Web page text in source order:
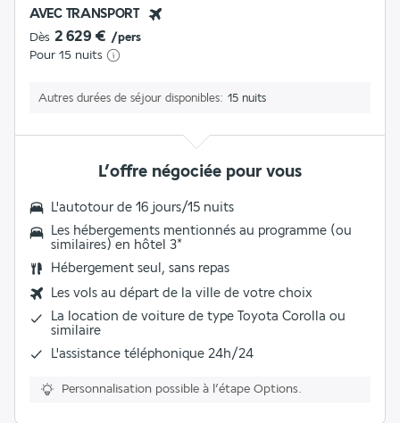
AVEC TRANSPORT
Dès 2 629 € /pers
Pour 15 nuits
Autres durées de séjour disponibles 15 nuits
L’offre négociée pour vous
L'autotour de 16 jours/15 nuits
Les hébergements mentionnés au programme (ou
similaires) en hôtel 3*
Hébergement seul, sans repas
Les vols au départ de la ville de votre choix
La location de voiture de type Toyota Corolla ou
similaire
L'assistance téléphonique 24h/24
Personnalisation possible à l’étape Options.